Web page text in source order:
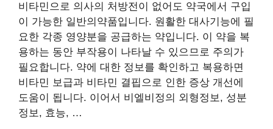
비타민으로 의사의 처방전이 없어도 약국에서 구입
이 가능한 일반의약품입니다. 원활한 대사기능에 필
요한 각종 영양분을 공급하는 약입니다. 이 약을 복
용하는 동안 부작용이 나타날 수 있으므로 주의가
필요합니다. 약에 대한 정보를 확인하고 복용하면
비타민 보급과 비타민 결핍으로 인한 증상 개선에
도움이 됩니다. 이어서 비엘비정의 외형정보, 성분
정보, 효능, …